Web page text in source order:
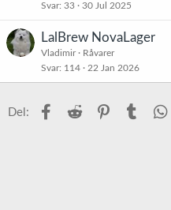
Svar 33 30 Jul 2025
LalBrew NovaLager
Vladimir
Råvarer
Svar 114 22 Jan 2026
Del: Facebook
Reddit PinterestTumblr